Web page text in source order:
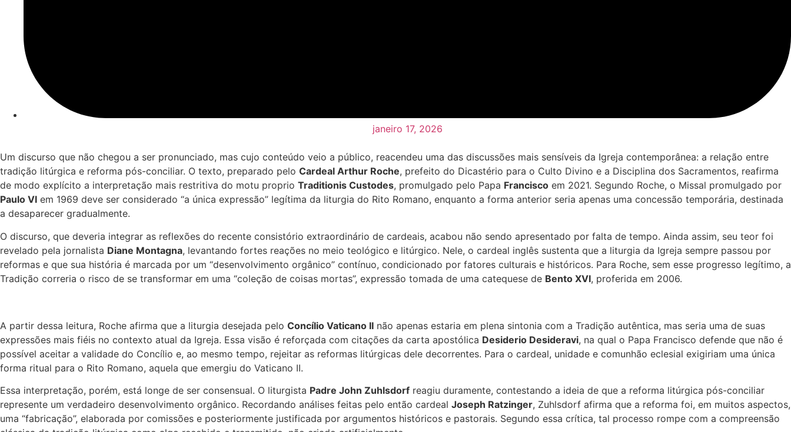
janeiro 17, 2026
Um discurso que não chegou a ser pronunciado, mas cujo conteúdo veio a público, reacendeu uma das discussões mais sensíveis da Igreja contemporânea: a relação entre
tradição litúrgica e reforma pós-conciliar. O texto, preparado pelo Cardeal Arthur Roche, prefeito do Dicastério para o Culto Divino e a Disciplina dos Sacramentos, reafirma
de modo explícito a interpretação mais restritiva do motu proprio Traditionis Custodes, promulgado pelo Papa Francisco em 2021. Segundo Roche, o Missal promulgado por
Paulo VI em 1969 deve ser considerado “a única expressão” legítima da liturgia do Rito Romano, enquanto a forma anterior seria apenas uma concessão temporária, destinada
a desaparecer gradualmente.
O discurso, que deveria integrar as reflexões do recente consistório extraordinário de cardeais, acabou não sendo apresentado por falta de tempo. Ainda assim, seu teor foi
revelado pela jornalista Diane Montagna, levantando fortes reações no meio teológico e litúrgico. Nele, o cardeal inglês sustenta que a liturgia da Igreja sempre passou por
reformas e que sua história é marcada por um “desenvolvimento orgânico” contínuo, condicionado por fatores culturais e históricos. Para Roche, sem esse progresso legítimo, a
Tradição correria o risco de se transformar em uma “coleção de coisas mortas”, expressão tomada de uma catequese de Bento XVI, proferida em 2006.
A partir dessa leitura, Roche afirma que a liturgia desejada pelo Concílio Vaticano II não apenas estaria em plena sintonia com a Tradição autêntica, mas seria uma de suas
expressões mais fiéis no contexto atual da Igreja. Essa visão é reforçada com citações da carta apostólica Desiderio Desideravi, na qual o Papa Francisco defende que não é
possível aceitar a validade do Concílio e, ao mesmo tempo, rejeitar as reformas litúrgicas dele decorrentes. Para o cardeal, unidade e comunhão eclesial exigiriam uma única
forma ritual para o Rito Romano, aquela que emergiu do Vaticano II.
Essa interpretação, porém, está longe de ser consensual. O liturgista Padre John Zuhlsdorf reagiu duramente, contestando a ideia de que a reforma litúrgica pós-conciliar
represente um verdadeiro desenvolvimento orgânico. Recordando análises feitas pelo então cardeal Joseph Ratzinger, Zuhlsdorf afirma que a reforma foi, em muitos aspectos,
uma “fabricação”, elaborada por comissões e posteriormente justificada por argumentos históricos e pastorais. Segundo essa crítica, tal processo rompe com a compreensão